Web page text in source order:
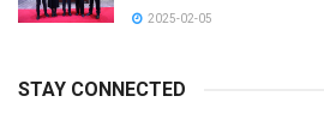
2025-02-05
STAY CONNECTED